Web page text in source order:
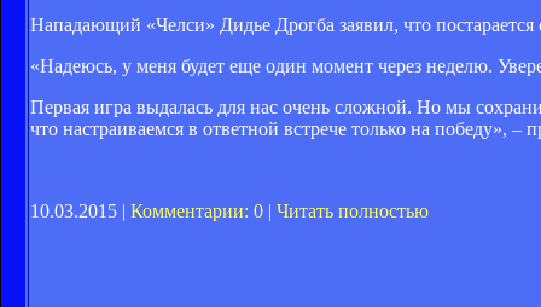
Нападающий «Челси» Дидье Дрогба заявил, что
«Надеюсь, у меня будет еще один момент через неделю.
Первая игра выдалась для нас очень сложной. Но мы
что настраиваемся в ответной встрече только на победу», –
10.03.2015 | Комментарии: 0 | Читать полностью